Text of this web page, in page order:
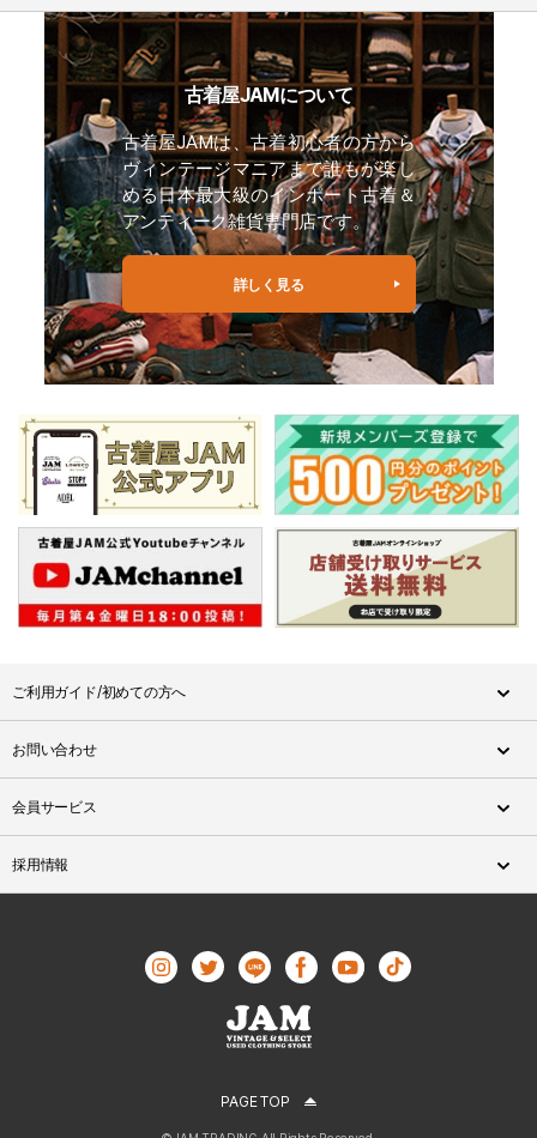
古着屋JAMについて
古着屋JAMは、古着初心者の方から
ヴィンテージマニアまで誰もが楽し
める日本最大級のインポート古着＆
アンティーク雑貨専門店です。
詳しく見る
ご利用ガイド/初めての方へ
お問い合わせ
会員サービス
採用情報
PAGE TOP